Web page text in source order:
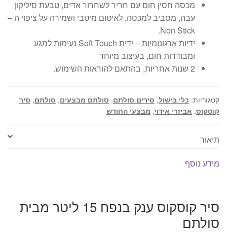
מכסה חסין חום עם חריר לשחרור אדים, טבעת סיליקון
עבה, מסביב למכסה, לאיטום מיטבי ושמירה על ציפוי ה –
Non Stick.
ידיות ארגונומיות – ידית Soft Touch נעימות למגע
ומבודדות חום, בעיצוב מיוחד
2 שנות אחריות, בהתאם להוראות השימוש.
קטגוריות: כלי בישול, סירים סולתם, סולתם מבצעים, סולתם, סיר
קוסקוס, אביזרי אידוי, מבצעי החודש
תיאור
מידע נוסף
סיר קוסקוס ענק בנפח 15 ליטר מבית
סולתם